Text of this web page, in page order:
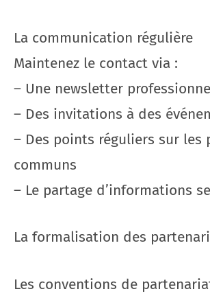
La communication régulière
Maintenez le contact via :
– Une newsletter
– Des invitations à des
– Des points réguliers sur les
communs
– Le partage d’informations
La formalisation des
Les conventions de